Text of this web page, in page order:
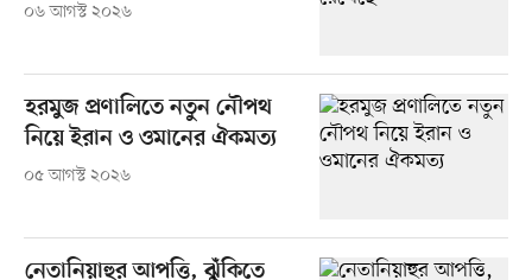
০৬ আগস্ট ২০২৬
হরমুজ প্রণালিতে নতুন নৌপথ
নিয়ে ইরান ও ওমানের ঐকমত্য
০৫ আগস্ট ২০২৬
নেতানিয়াহুর আপত্তি, ঝুঁকিতে